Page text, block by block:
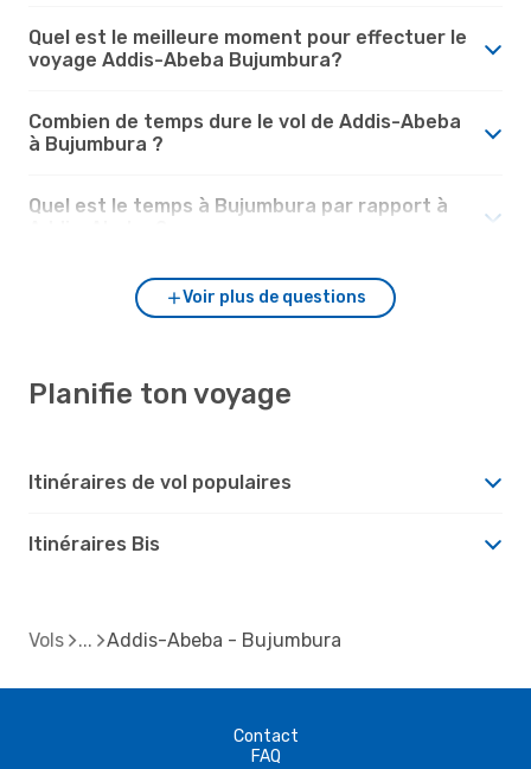
Quel est le meilleure moment pour effectuer le
voyage Addis-Abeba Bujumbura?
Combien de temps dure le vol de Addis-Abeba
à Bujumbura ?
Quel est le temps à Bujumbura par rapport à
Voir plus de questions
Planifie ton voyage
Itinéraires de vol populaires
Itinéraires Bis
Vols Addis-Abeba - Bujumbura
Contact
FAQ